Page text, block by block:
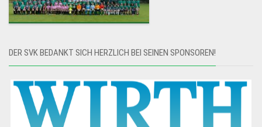
DER SVK BEDANKT SICH HERZLICH BEI SEINEN SPONSOREN!